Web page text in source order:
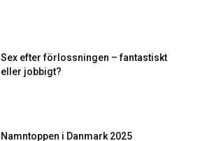
Sex efter förlossningen – fantastiskt
eller jobbigt?
Namntoppen i Danmark 2025